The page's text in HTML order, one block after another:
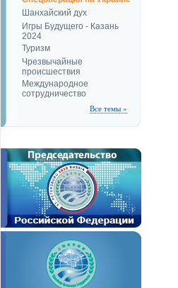
Шанхайский дух
Игры Будущего - Казань
2024
Туризм
Чрезвычайные
происшествия
Международное
сотрудничество
Все темы »